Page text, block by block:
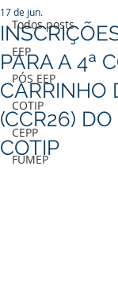
Todos posts
EEP
PÓS EEP
COTIP
CEPP
FUMEP
PARA A 4ª
CARRINHO
(CCR26)
COTIP
17 de jun.